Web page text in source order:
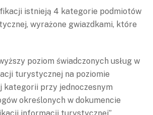
istnieją 4 kategorie podmiotów
wyrażone gwiazdkami, które
poziom świadczonych usług w
turystycznej na poziomie
kategorii przy jednoczesnym
określonych w dokumencie
informacji turystycznej”